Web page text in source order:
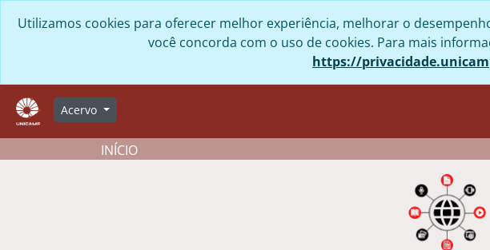
Utilizamos cookies para oferecer melhor experiência, melhorar o
você concorda com o uso de cookies. Para mais
https://
Acervo
INÍCIO